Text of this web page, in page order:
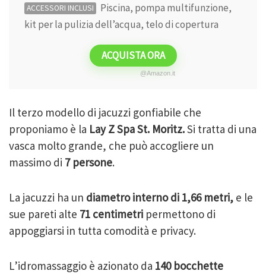
ACCESSORI INCLUSI
Piscina, pompa multifunzione,
kit per la pulizia dell’acqua, telo di copertura
ACQUISTA ORA
@Amazon.it
Il terzo modello di jacuzzi gonfiabile che
proponiamo è la Lay Z Spa St. Moritz.Si tratta di una
vasca molto grande, che può accogliere un
massimo di 7 persone.
La jacuzzi ha un diametro interno di 1,66 metri, e le
sue pareti alte 71 centimetri permettono di
appoggiarsi in tutta comodità e privacy.
L’idromassaggio è azionato da 140 bocchette